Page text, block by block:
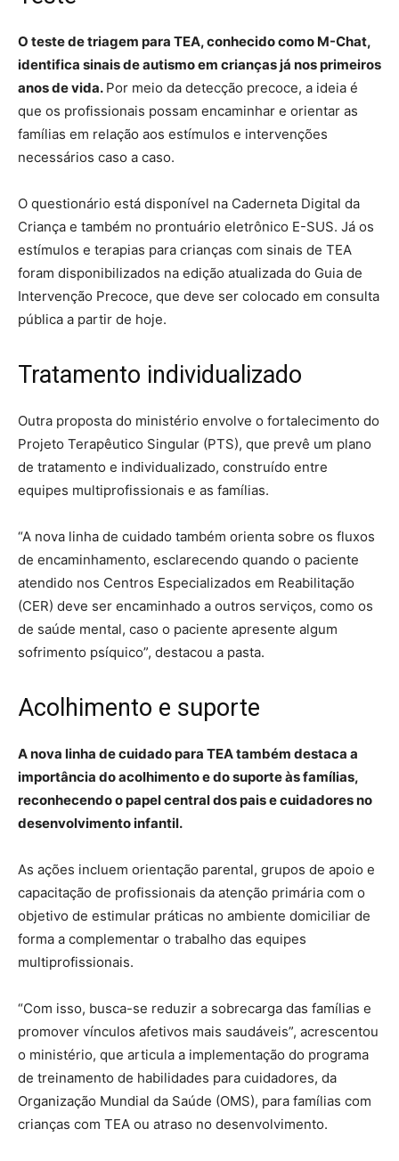
O teste de triagem para TEA, conhecido como M-Chat,
identifica sinais de autismo em crianças já nos primeiros
anos de vida. Por meio da detecção precoce, a ideia é
que os profissionais possam encaminhar e orientar as
famílias em relação aos estímulos e intervenções
necessários caso a caso.
O questionário está disponível na Caderneta Digital da
Criança e também no prontuário eletrônico E-SUS. Já os
estímulos e terapias para crianças com sinais de TEA
foram disponibilizados na edição atualizada do Guia de
Intervenção Precoce, que deve ser colocado em consulta
pública a partir de hoje.
Tratamento individualizado
Outra proposta do ministério envolve o fortalecimento do
Projeto Terapêutico Singular (PTS), que prevê um plano
de tratamento e individualizado, construído entre
equipes multiprofissionais e as famílias.
“A nova linha de cuidado também orienta sobre os fluxos
de encaminhamento, esclarecendo quando o paciente
atendido nos Centros Especializados em Reabilitação
(CER) deve ser encaminhado a outros serviços, como os
de saúde mental, caso o paciente apresente algum
sofrimento psíquico”, destacou a pasta.
Acolhimento e suporte
A nova linha de cuidado para TEA também destaca a
importância do acolhimento e do suporte às famílias,
reconhecendo o papel central dos pais e cuidadores no
desenvolvimento infantil.
As ações incluem orientação parental, grupos de apoio e
capacitação de profissionais da atenção primária com o
objetivo de estimular práticas no ambiente domiciliar de
forma a complementar o trabalho das equipes
multiprofissionais.
“Com isso, busca-se reduzir a sobrecarga das famílias e
promover vínculos afetivos mais saudáveis”, acrescentou
o ministério, que articula a implementação do programa
de treinamento de habilidades para cuidadores, da
Organização Mundial da Saúde (OMS), para famílias com
crianças com TEA ou atraso no desenvolvimento.